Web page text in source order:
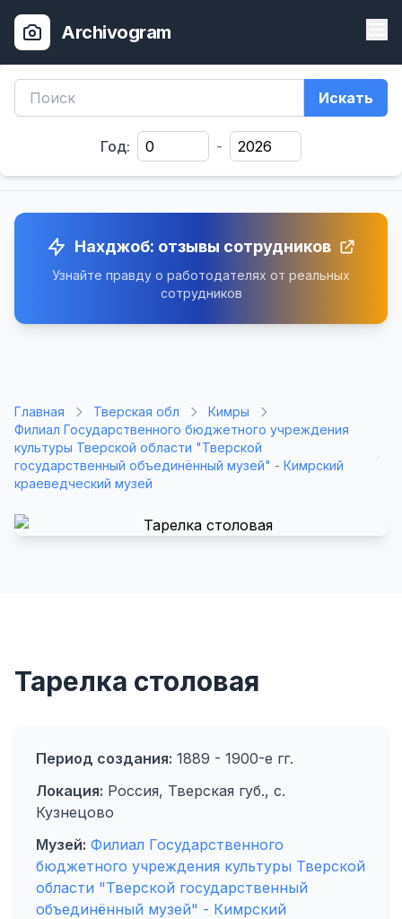
Archivogram
Искать
Год: -
Нахджоб: отзывы сотрудников
Узнайте правду о работодателях от реальных
сотрудников
Главная Тверская обл
Кимры
Филиал Государственного бюджетного учреждения
культуры Тверской области "Тверской
государственный объединённый музей" - Кимрский
краеведческий музей
Тарелка столовая
Период создания: 1889 - 1900-е гг.
Локация: Россия, Тверская губ., с.
Кузнецово
Музей: Филиал Государственного
бюджетного учреждения культуры Тверской
области "Тверской государственный
объединённый музей" - Кимрский